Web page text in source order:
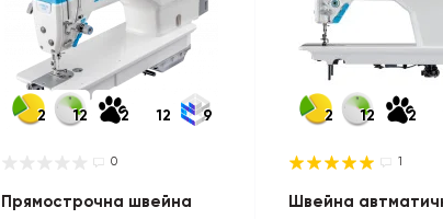
2 12 2 12 9
0
Прямострочна швейна
2 12 2
1
Швейна